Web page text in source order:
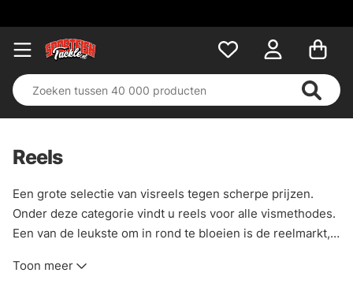
Reels
Een grote selectie van visreels tegen scherpe prijzen.
Onder deze categorie vindt u reels voor alle vismethodes.
Een van de leukste om in rond te bloeien is de reelmarkt,
voor jou de juiste is.
Toon meer